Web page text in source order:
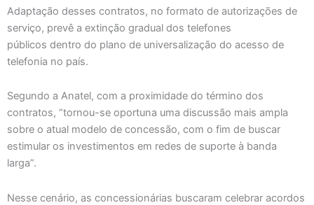
Adaptação desses contratos, no formato de autorizações de
serviço, prevê a extinção gradual dos telefones
públicos dentro do plano de universalização do acesso de
telefonia no país.
Segundo a Anatel, com a proximidade do término dos
contratos, “tornou-se oportuna uma discussão mais ampla
sobre o atual modelo de concessão, com o fim de buscar
estimular os investimentos em redes de suporte à banda
larga”.
Nesse cenário, as concessionárias buscaram celebrar acordos